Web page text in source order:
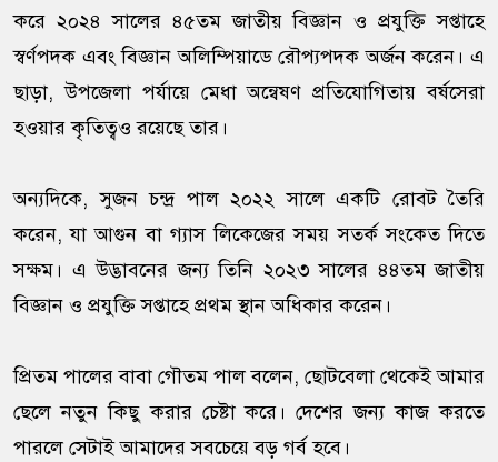
করে ২০২৪ সালের ৪৫তম জাতীয় বিজ্ঞান ও প্রযুক্তি সপ্তাহে
স্বর্ণপদক এবং বিজ্ঞান অলিম্পিয়াডে রৌপ্যপদক অর্জন করেন। এ
ছাড়া, উপজেলা পর্যায়ে মেধা অন্বেষণ প্রতিযোগিতায় বর্ষসেরা
হওয়ার কৃতিত্বও রয়েছে তার।
অন্যদিকে, সুজন চন্দ্র পাল ২০২২ সালে একটি রোবট তৈরি
করেন, যা আগুন বা গ্যাস লিকেজের সময় সতর্ক সংকেত দিতে
সক্ষম। এ উদ্ভাবনের জন্য তিনি ২০২৩ সালের ৪৪তম জাতীয়
বিজ্ঞান ও প্রযুক্তি সপ্তাহে প্রথম স্থান অধিকার করেন।
প্রিতম পালের বাবা গৌতম পাল বলেন, ছোটবেলা থেকেই আমার
ছেলে নতুন কিছু করার চেষ্টা করে। দেশের জন্য কাজ করতে
পারলে সেটাই আমাদের সবচেয়ে বড় গর্ব হবে।